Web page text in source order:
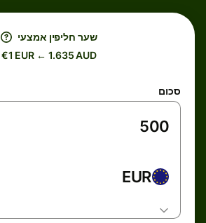
שער חליפין אמצעי
€1 EUR ← 1.635 AUD
סכום
EUR